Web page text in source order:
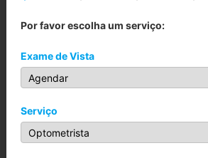
Por favor escolha um serviço:
Exame de Vista
Serviço